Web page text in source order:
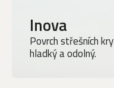
Inova
Povrch střešních
hladký a odolný.